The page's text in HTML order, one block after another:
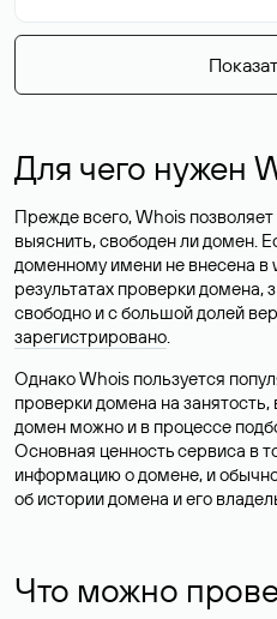
Для чего нужен
Прежде всего, Whois
выяснить, свободен ли домен.
доменному имени не внесена в
результатах проверки домена,
свободно и с большой долей
зарегистрировано.
Однако Whois пользуется
проверки домена на
домен можно и в процессе
Основная ценность сервиса в
информацию о домене, и
об истории домена и его
Что можно